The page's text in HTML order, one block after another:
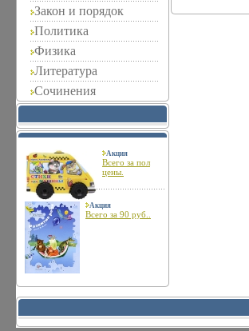
Закон и порядок
Политика
Физика
Литература
Сочинения
Акция
Всего за пол
цены.
Акция
Всего за 90 руб..